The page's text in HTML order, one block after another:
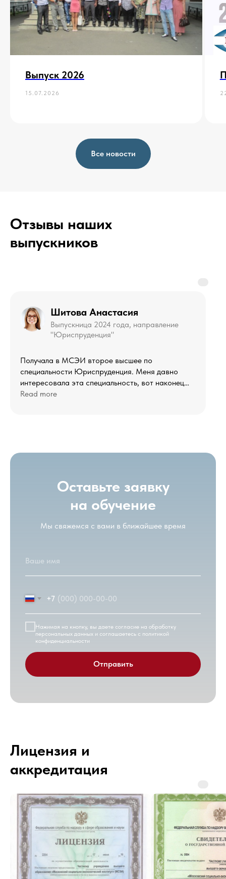
Выпуск 2026
15.07.2026
Все новости
Отзывы наших
выпускников
Шитова Анастасия
Выпускница 2024 года, направление
"Юриспруденция"
Получала в МСЭИ второе высшее по
специальности Юриспруденция. Меня давно
интересовала эта специальность, вот наконец
решилась пойти на нее учиться. Выбрала именно
МСЭИ – это отличное место для обучения
будущих юристов, поэтому рекомендую идти
именно сюда, если хотите получить юридическое
Read more
Оставьте заявку
на обучение
Мы свяжемся с вами в ближайшее время
+7
Нажимая на кнопку, вы даете согласие на обработку
персональных данных и соглашаетесь c политикой
конфиденциальности
Отправить
Лицензия и
аккредитация